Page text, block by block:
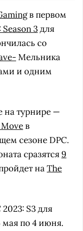
в первом
3для
со
Мельника
и одним
на турнире —
в
сезоне DPC.
сразятся9
наThe
S3 для
мая по 4 июня.